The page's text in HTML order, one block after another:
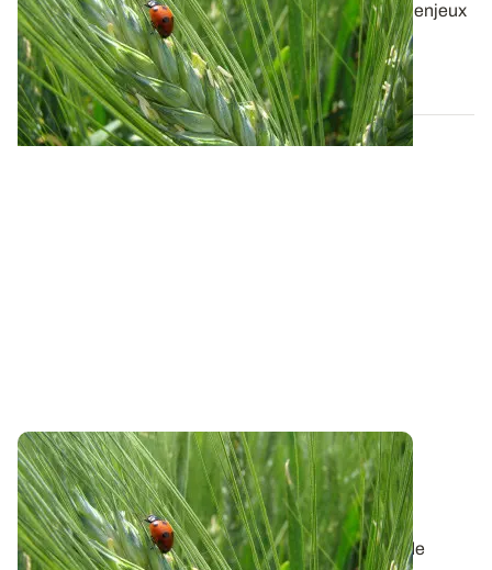
La biodiversité s’est récemment imposée parmi les enjeux
agricoles, à la manière du...
25 AVR. 2024
PROJET EN COURS
Vers un tableau de bord d'indicateurs de
biodiversité à l'échelle des exploitations
Aujourd’hui, il existe une multiplicité d’indicateurs de